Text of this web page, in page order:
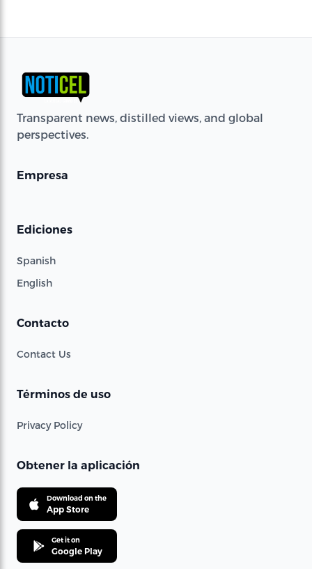
Transparent news, distilled views, and global
perspectives.
Empresa
Ediciones
Spanish
English
Contacto
Contact Us
Términos de uso
Privacy Policy
Obtener la aplicación
Download on the
App Store
Get it on
Google Play